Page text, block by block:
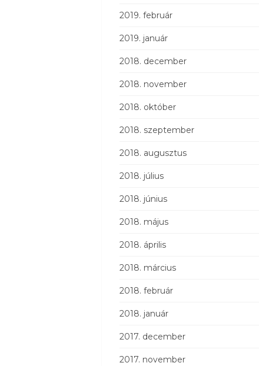
2019. február
2019. január
2018. december
2018. november
2018. október
2018. szeptember
2018. augusztus
2018. július
2018. június
2018. május
2018. április
2018. március
2018. február
2018. január
2017. december
2017. november